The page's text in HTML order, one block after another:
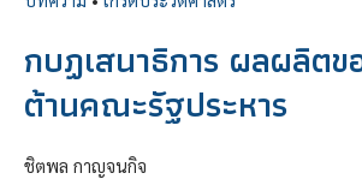
กบฏเสนาธิการ ผลผลิตข
ต้านคณะรัฐประหาร
ชิตพล กาญจนกิจ